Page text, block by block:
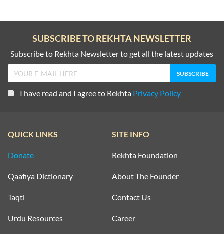
SUBSCRIBE TO REKHTA NEWSLETTER
Subscribe to Rekhta Newsletter to get all the latest updates
I have read and I agree to Rekhta Privacy Policy
QUICK LINKS
Donate
Qaafiya Dictionary
Taqti
Urdu Resources
SITE INFO
Rekhta Foundation
About The Founder
Contact Us
Career